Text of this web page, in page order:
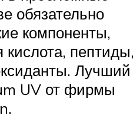
обязательно
компоненты,
кислота, пептиды,
Лучший
UV от фирмы